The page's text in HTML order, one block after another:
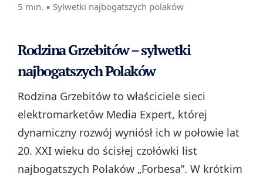
5 min. ▪ Sylwetki najbogatszych polaków
Rodzina Grzebitów – sylwetki
najbogatszych Polaków
Rodzina Grzebitów to właściciele sieci
elektromarketów Media Expert, której
dynamiczny rozwój wyniósł ich w połowie lat
20. XXI wieku do ścisłej czołówki list
najbogatszych Polaków „Forbesa”. W krótkim